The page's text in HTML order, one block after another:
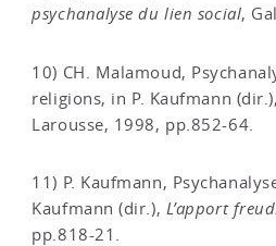
psychanalyse du lien social,
10) CH. Malamoud,
religions, in P. Kaufmann (dir.),
Larousse, 1998, pp.852-64.
11) P. Kaufmann,
Kaufmann (dir.), L’apport
pp.818-21.